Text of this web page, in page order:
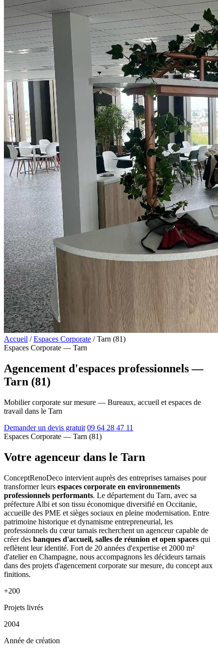
Accueil / Espaces Corporate / Tarn (81)
Espaces Corporate — Tarn
Agencement d'espaces professionnels —
Tarn (81)
Mobilier corporate sur mesure — Bureaux, accueil et espaces de
travail dans le Tarn
Demander un devis gratuit 09 64 28 47 11
Espaces Corporate — Tarn (81)
Votre agenceur dans le Tarn
ConceptRenoDeco intervient auprès des entreprises tarnaises pour
transformer leurs espaces corporate en environnements
professionnels performants. Le département du Tarn, avec sa
préfecture Albi et son tissu économique diversifié en Occitanie,
accueille des PME et sièges sociaux en pleine modernisation. Entre
patrimoine historique et dynamisme entrepreneurial, les
professionnels du cœur tarnais recherchent un agenceur capable de
créer des banques d'accueil, salles de réunion et open spaces qui
reflètent leur identité. Fort de 20 années d'expertise et 2000 m²
d'atelier en Champagne, nous accompagnons les décideurs tarnais
dans des projets d'agencement corporate sur mesure, du concept aux
finitions.
+200
Projets livrés
2004
Année de création